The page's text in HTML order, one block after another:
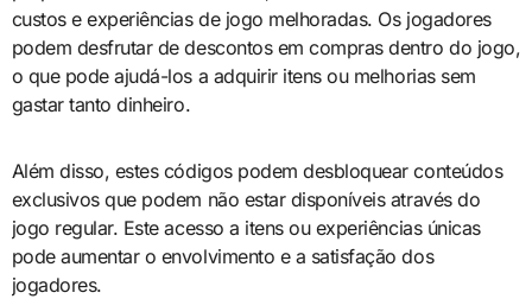
custos e experiências de jogo melhoradas. Os jogadores
podem desfrutar de descontos em compras dentro do jogo,
o que pode ajudá-los a adquirir itens ou melhorias sem
gastar tanto dinheiro.
Além disso, estes códigos podem desbloquear conteúdos
exclusivos que podem não estar disponíveis através do
jogo regular. Este acesso a itens ou experiências únicas
pode aumentar o envolvimento e a satisfação dos
jogadores.